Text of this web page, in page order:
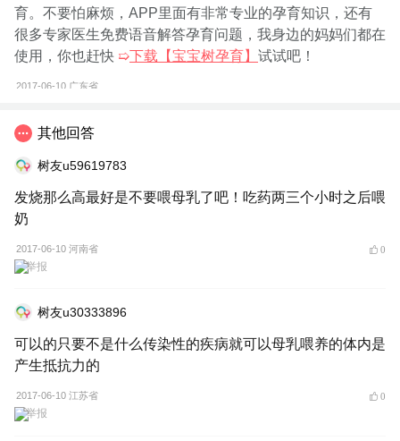
育。不要怕麻烦，APP里面有非常专业的孕育知识，还有
很多专家医生免费语音解答孕育问题，我身边的妈妈们都在
使用，你也赶快 ➯下载【宝宝树孕育】 试试吧！
2017-06-10 广东省
其他回答
树友u59619783
发烧那么高最好是不要喂母乳了吧！吃药两三个小时之后喂
奶
2017-06-10 河南省 0
举报
树友u30333896
可以的只要不是什么传染性的疾病就可以母乳喂养的体内是
产生抵抗力的
2017-06-10 江苏省 0
举报